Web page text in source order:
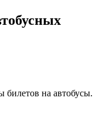
билетов на автобусы.